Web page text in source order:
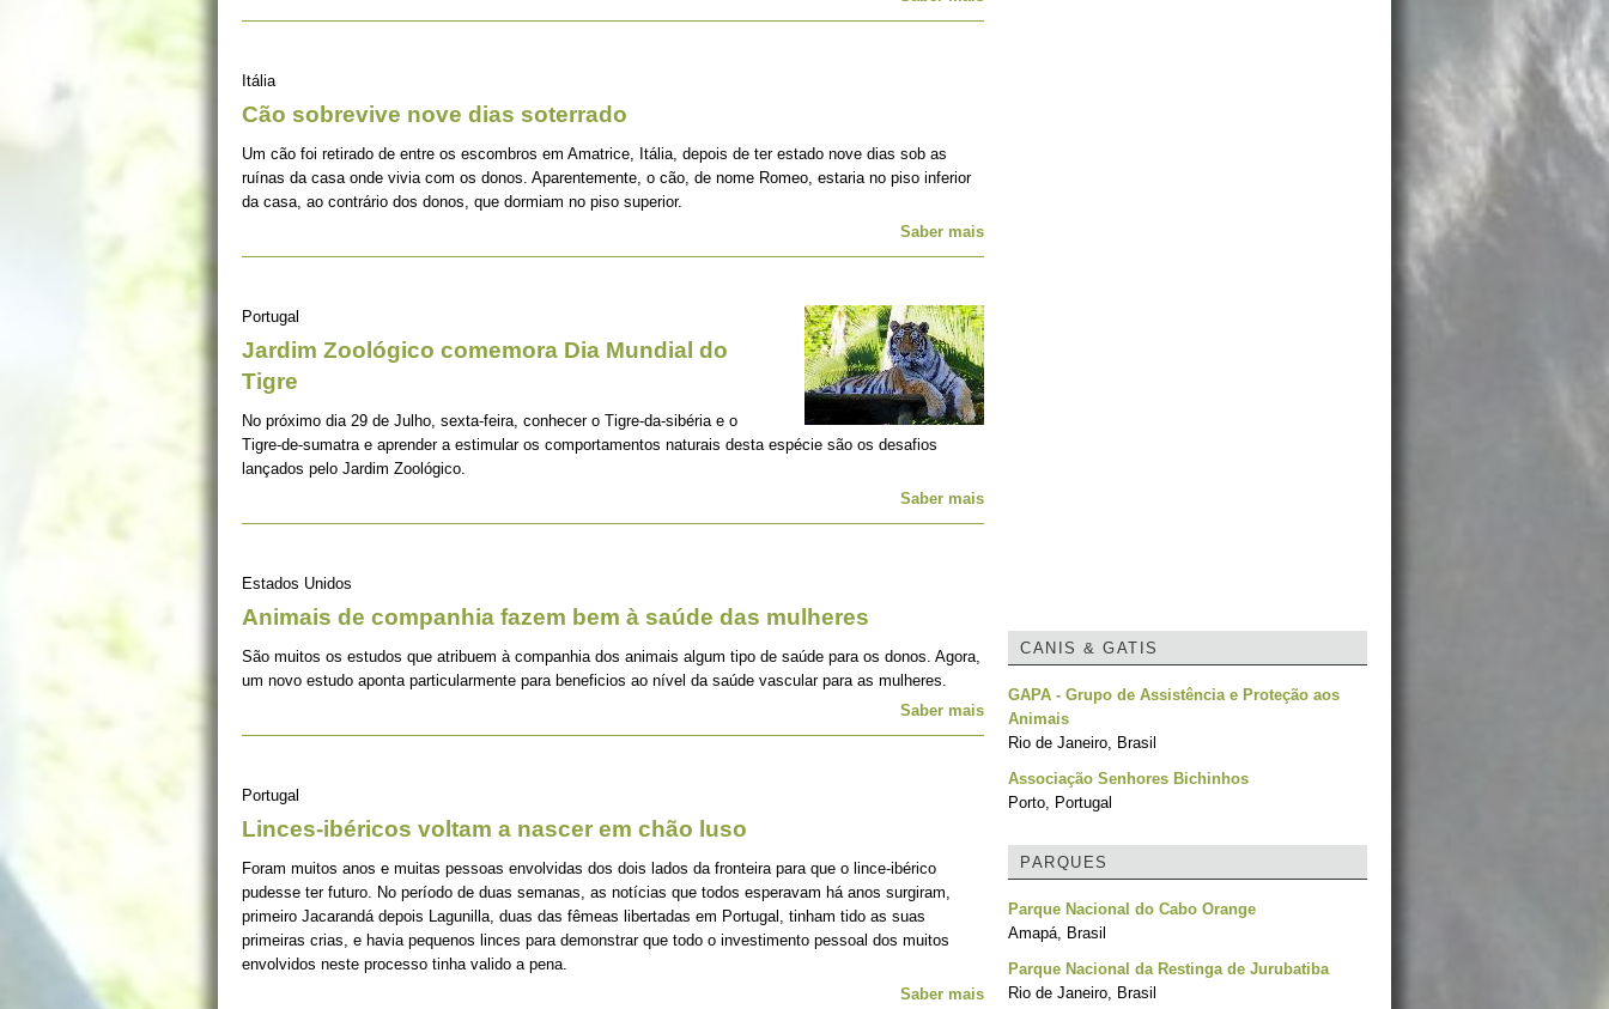
Itália
Cão sobrevive nove dias soterrado
Um cão foi retirado de entre os escombros em Amatrice, Itália, depois de ter estado nove dias sob as
ruínas da casa onde vivia com os donos. Aparentemente, o cão, de nome Romeo, estaria no piso inferior
da casa, ao contrário dos donos, que dormiam no piso superior.
Saber mais
Portugal
Jardim Zoológico comemora Dia Mundial do
Tigre
No próximo dia 29 de Julho, sexta-feira, conhecer o Tigre-da-sibéria e o
Tigre-de-sumatra e aprender a estimular os comportamentos naturais desta espécie são os desafios
lançados pelo Jardim Zoológico.
Saber mais
Estados Unidos
Animais de companhia fazem bem à saúde das mulheres
São muitos os estudos que atribuem à companhia dos animais algum tipo de saúde para os donos. Agora,
um novo estudo aponta particularmente para beneficios ao nível da saúde vascular para as mulheres.
Saber mais
Portugal
Linces-ibéricos voltam a nascer em chão luso
Foram muitos anos e muitas pessoas envolvidas dos dois lados da fronteira para que o lince-ibérico
pudesse ter futuro. No período de duas semanas, as notícias que todos esperavam há anos surgiram,
primeiro Jacarandá depois Lagunilla, duas das fêmeas libertadas em Portugal, tinham tido as suas
primeiras crias, e havia pequenos linces para demonstrar que todo o investimento pessoal dos muitos
envolvidos neste processo tinha valido a pena.
Saber mais
CANIS & GATIS
GAPA - Grupo de Assistência e Proteção aos
Animais
Rio de Janeiro, Brasil
Associação Senhores Bichinhos
Porto, Portugal
PARQUES
Parque Nacional do Cabo Orange
Amapá, Brasil
Parque Nacional da Restinga de Jurubatiba
Rio de Janeiro, Brasil